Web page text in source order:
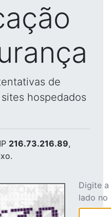
de
hospedados
216.73.216.89,
Digite
lado no